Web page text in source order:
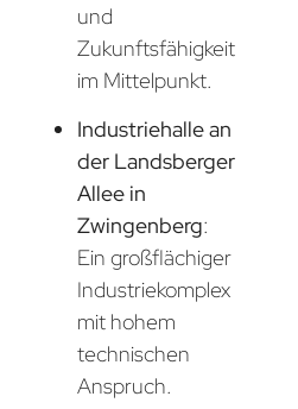
und
Zukunftsfähigkeit
im Mittelpunkt.
Industriehalle an
der Landsberger
Allee in
Zwingenberg:
Ein großflächiger
Industriekomplex
mit hohem
technischen
Anspruch.